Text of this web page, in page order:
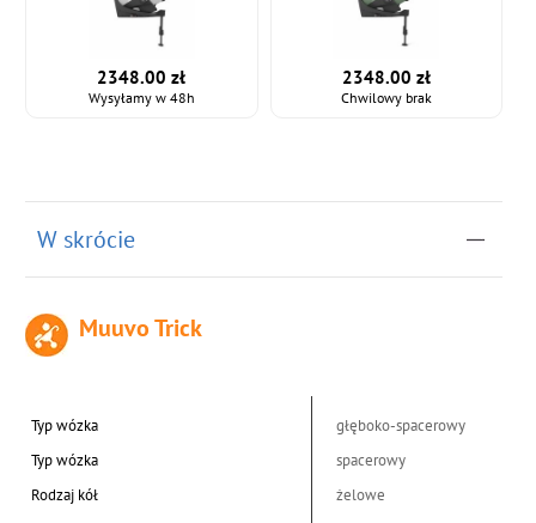
2348.00 zł
Wysyłamy w 48h
2348.00 zł
Chwilowy brak
W skrócie
Muuvo Trick
Typ wózka
głęboko-spacerowy
Typ wózka
spacerowy
Rodzaj kół
żelowe